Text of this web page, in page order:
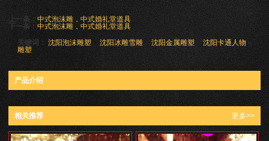
上一条：中式泡沫雕，中式婚礼堂道具
下一条：中式泡沫雕，中式婚礼堂道具
关键词：沈阳泡沫雕塑 沈阳冰雕雪雕 沈阳金属雕塑 沈阳卡通人物
雕塑
产品介绍
相关推荐 更多>>